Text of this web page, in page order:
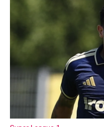
Παγκόσμιο
δέκατος στον
11:20
Ποδόσφαιρο - Εθνικές
FIFA: Η «συγγνώμη»
ομοσπονδίες και η
Παρασκήνιο
Όταν ο Στραβίνσκι